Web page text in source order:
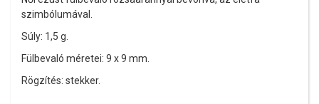
szimbólumával.
Súly: 1,5 g.
Fülbevaló méretei: 9 x 9 mm.
Rögzítés: stekker.